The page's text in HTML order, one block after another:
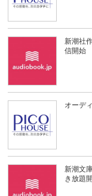
新潮社
信開始
オーデ
新潮文
き放題